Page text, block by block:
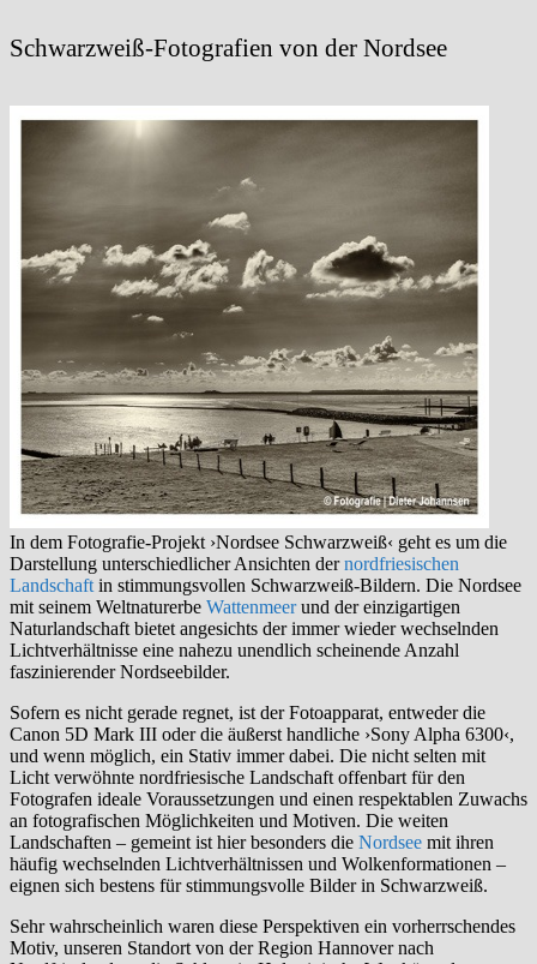
Schwarzweiß-Fotografien von der Nordsee
In dem Fotografie-Projekt ›Nordsee Schwarzweiß‹ geht es um die
Darstellung unterschiedlicher Ansichten dernordfriesischen
Landschaft in stimmungsvollen Schwarzweiß-Bildern. Die Nordsee
mit seinem Weltnaturerbe Wattenmeerund der einzigartigen
Naturlandschaft bietet angesichts der immer wieder wechselnden
Lichtverhältnisse eine nahezu unendlich scheinende Anzahl
faszinierender Nordseebilder.
Sofern es nicht gerade regnet, ist der Fotoapparat, entweder die
Canon 5D Mark III oder die äußerst handliche ›Sony Alpha 6300‹,
und wenn möglich, ein Stativ immer dabei. Die nicht selten mit
Licht verwöhnte nordfriesische Landschaft offenbart für den
Fotografen ideale Voraussetzungen und einen respektablen Zuwachs
an fotografischen Möglichkeiten und Motiven. Die weiten
Landschaften – gemeint ist hier besonders die Nordsee mit ihren
häufig wechselnden Lichtverhältnissen und Wolkenformationen –
eignen sich bestens für stimmungsvolle Bilder in Schwarzweiß.
Sehr wahrscheinlich waren diese Perspektiven ein vorherrschendes
Motiv, unseren Standort von der Region Hannover nach